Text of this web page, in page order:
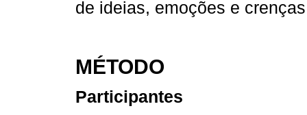
de ideias, emoções e
MÉTODO
Participantes